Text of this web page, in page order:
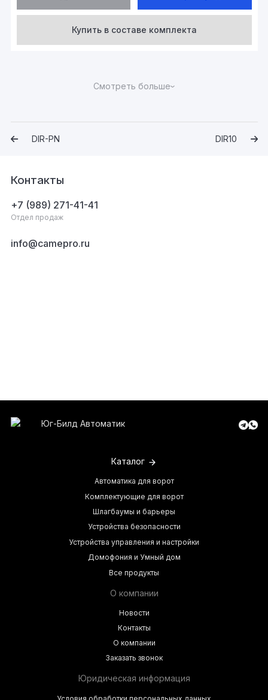
Купить в составе комплекта
DIR-PN DIR10
Контакты
+7 (989) 271-41-41
Отдел продаж
info@camepro.ru
Каталог
Автоматика для ворот
Комплектующие для ворот
Шлагбаумы и барьеры
Устройства безопасности
Устройства управления и настройки
Домофония и Умный дом
Все продукты
О компании
Новости
Контакты
О компании
Заказать звонок
Юридическая информация